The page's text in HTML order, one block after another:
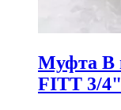
Муфта В
FITT 3/4"